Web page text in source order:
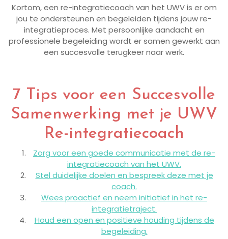
Kortom, een re-integratiecoach van het UWV is er om
jou te ondersteunen en begeleiden tijdens jouw re-
integratieproces. Met persoonlijke aandacht en
professionele begeleiding wordt er samen gewerkt aan
een succesvolle terugkeer naar werk.
7 Tips voor een Succesvolle
Samenwerking met je UWV
Re-integratiecoach
Zorg voor een goede communicatie met de re-
integratiecoach van het UWV.
Stel duidelijke doelen en bespreek deze met je
coach.
Wees proactief en neem initiatief in het re-
integratietraject.
Houd een open en positieve houding tijdens de
begeleiding.